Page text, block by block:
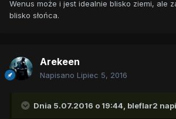
Wenus może i jest idealnie blisko ziemi, ale
blisko słońca.
Arekeen
Napisano Lipiec 5, 2016
Dnia 5.07.2016 o 19:44, bleflar2